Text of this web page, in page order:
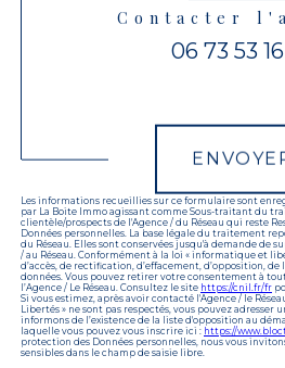
Contacter
06 73 53
Les informations recueillies sur ce formulaire sont
par La Boite Immo agissant comme Sous-traitant du
clientèle/prospects de l'Agence / du Réseau qui reste
Données personnelles. La base légale du traitement
du Réseau. Elles sont conservées jusqu'à demande de
/ au Réseau. Conformément à la loi « informatique et
d’accès, de rectification, d’effacement, d’opposition,
données. Vous pouvez retirer votre consentement à
l’Agence / Le Réseau. Consultez le site https://cnil.fr/fr
Si vous estimez, après avoir contacté l'Agence / le
Libertés » ne sont pas respectés, vous pouvez adresser
informons de l’existence de la liste d'opposition au
laquelle vous pouvez vous inscrire ici : https://
protection des Données personnelles, nous vous
sensibles dans le champ de saisie libre.